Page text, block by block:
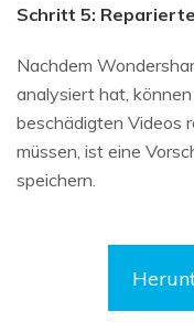
Schritt 5:
Nachdem
analysiert hat,
beschädigten Videos
müssen, ist eine
speichern.